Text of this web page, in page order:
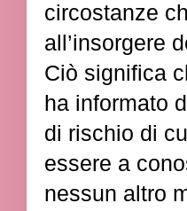
circostanze
all’insorgere
Ciò significa
ha informato
di rischio di
essere a
nessun altro